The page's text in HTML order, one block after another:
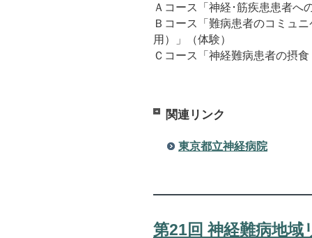
Ａコース「神経･筋疾患患者へ
Ｂコース「難病患者のコミュ
用）」（体験）
Ｃコース「神経難病患者の
関連リンク
東京都立神経病院
第21回 神経難病地